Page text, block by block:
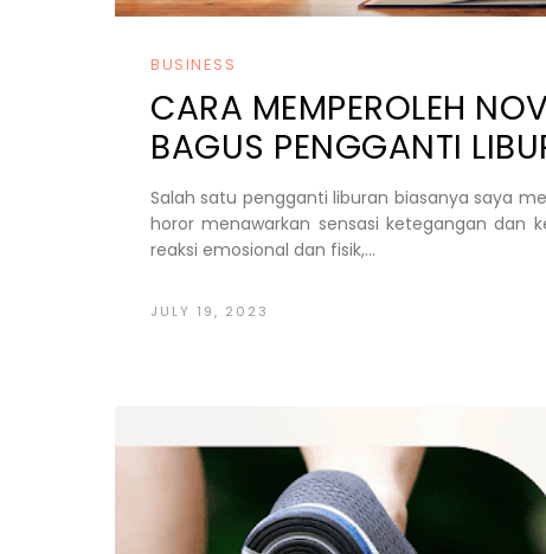
BUSINESS
CARA MEMPEROLEH
BAGUS PENGGANTI
Salah satu pengganti liburan biasanya saya
horor menawarkan sensasi ketegangan dan
reaksi emosional dan fisik,...
JULY 19, 2023